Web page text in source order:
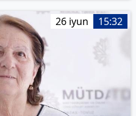
26 iyun 15:32